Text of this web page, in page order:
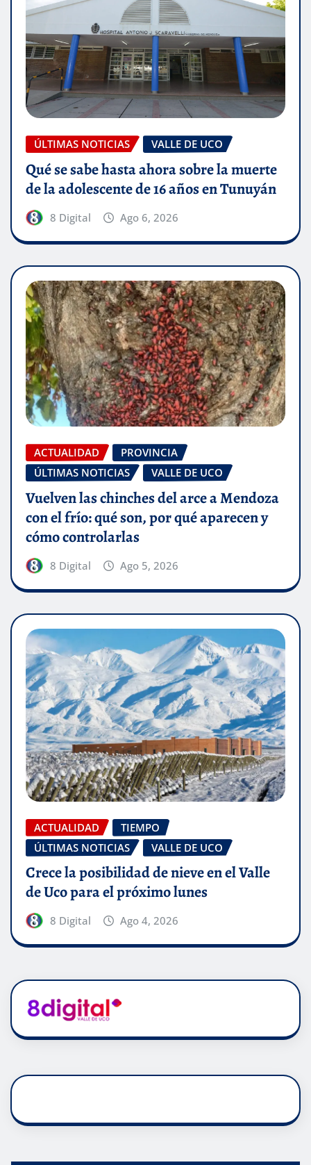
ÚLTIMAS NOTICIAS VALLE DE UCO
Qué se sabe hasta ahora sobre la muerte
de la adolescente de 16 años en Tunuyán
8 Digital Ago 6, 2026
ACTUALIDAD
PROVINCIA
ÚLTIMAS NOTICIAS
VALLE DE UCO
Vuelven las chinches del arce a Mendoza
con el frío: qué son, por qué aparecen y
cómo controlarlas
8 Digital Ago 5, 2026
ACTUALIDAD
TIEMPO
ÚLTIMAS NOTICIAS
VALLE DE UCO
Crece la posibilidad de nieve en el Valle
de Uco para el próximo lunes
8 Digital Ago 4, 2026